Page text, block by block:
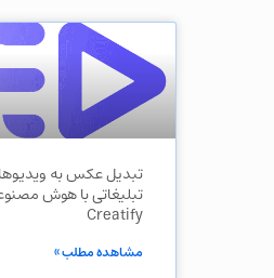
تبدیل عکس به
تبلیغاتی با هوش
Creatify
مشاهده مطلب »